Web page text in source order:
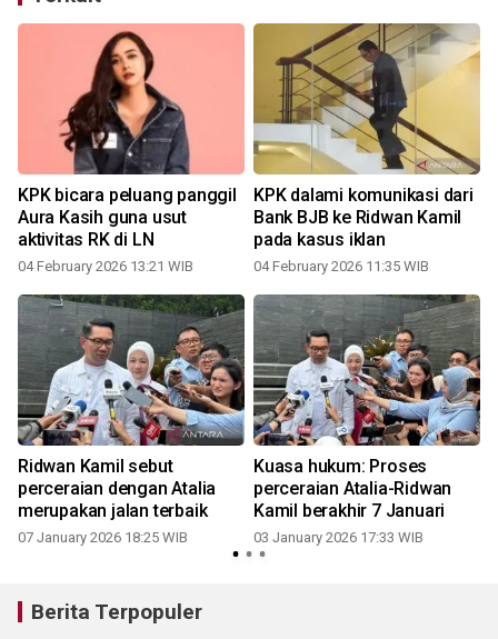
KPK bicara peluang panggil
Aura Kasih guna usut
aktivitas RK di LN
04 February 2026 13:21 WIB
KPK dalami komunikasi dari
Bank BJB ke Ridwan Kamil
pada kasus iklan
04 February 2026 11:35 WIB
Ridwan Kamil sebut
perceraian dengan Atalia
merupakan jalan terbaik
07 January 2026 18:25 WIB
Kuasa hukum: Proses
perceraian Atalia-Ridwan
Kamil berakhir 7 Januari
03 January 2026 17:33 WIB
Berita Terpopuler